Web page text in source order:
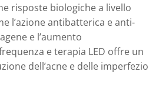
risposte biologiche a livello
l’azione antibatterica e anti-
e l’aumento
e terapia LED offre un
dell’acne e delle